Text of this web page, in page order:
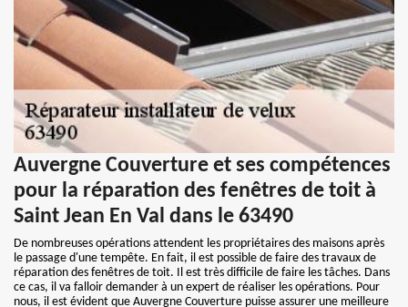
Auvergne Couverture et ses compétences
pour la réparation des fenêtres de toit à
Saint Jean En Val dans le 63490
De nombreuses opérations attendent les propriétaires des maisons après
le passage d'une tempête. En fait, il est possible de faire des travaux de
réparation des fenêtres de toit. Il est très difficile de faire les tâches. Dans
ce cas, il va falloir demander à un expert de réaliser les opérations. Pour
nous, il est évident que Auvergne Couverture puisse assurer une meilleure